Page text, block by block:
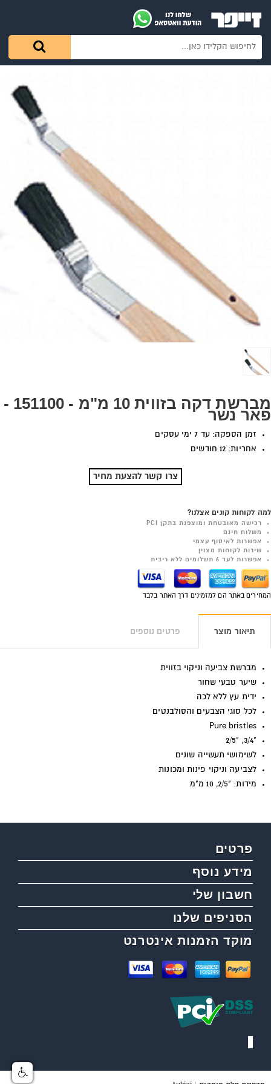
מברשת דקה בזווית 10 מ"מ - 151100 -
פאר נשר
זמן הספקה: עד 7 ימי עסקים
אחריות: 12 חודשים
צרו קשר להצעת מחיר
למה לקוחות קונים אצלנו?
רכישה מאובטחת ומוצפנת בתקן PCI
משלוח חינם
אפשרות לאיסוף עצמי
שירות לקוחות מצוין
אפשרות לעד 6 תשלומים ללא ריבית
המחירים באתר הם למזמינים דרך האתר בלבד
תיאור מוצר פרטים נוספים
מברשת צביעה וניקוי בזווית
שיער טבעי שחור
ידית עץ ללא לכה
לכל סוגי הצבעים והסולבנטים
Pure bristles
"3/4, "2/5
לשימושי תעשייה שונים
לצביעה וניקוי פינות ומכונות
מידות: "2/5, 10 מ"מ
פרטים
מידע נוסף
חשבון שלי
הסניפים שלנו
מוקד הזמנות אינטרנט